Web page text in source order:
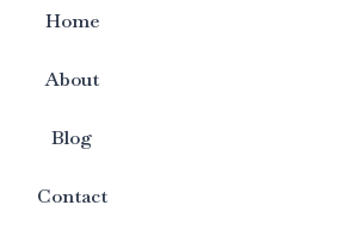
Home
About
Blog
Contact